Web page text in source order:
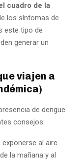
cuadro de la
los síntomas de
este tipo de
generar un
viajen a
de dengue
consejos:
al aire
la mañana y al